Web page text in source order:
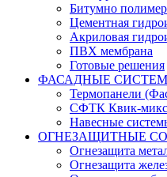
Битумно
Цементная
Акриловая
ПВХ мембрана
Готовые решения
ФАСАДНЫЕ
Термопанели
СФТК Квик-микс
Навесные
ОГНЕЗАЩИТНЫЕ
Огнезащита
Огнезащита